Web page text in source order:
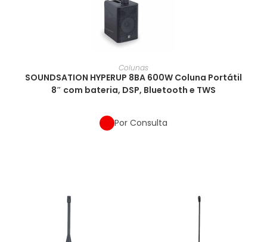
Colunas
SOUNDSATION HYPERUP 8BA 600W Coluna Portátil
8″ com bateria, DSP, Bluetooth e TWS
Por Consulta